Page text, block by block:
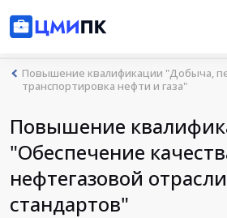
Повышение квалификации "Добыча,
транспортировка нефти и газа"
Повышение
"Обеспечение
нефтегазовой
стандартов"